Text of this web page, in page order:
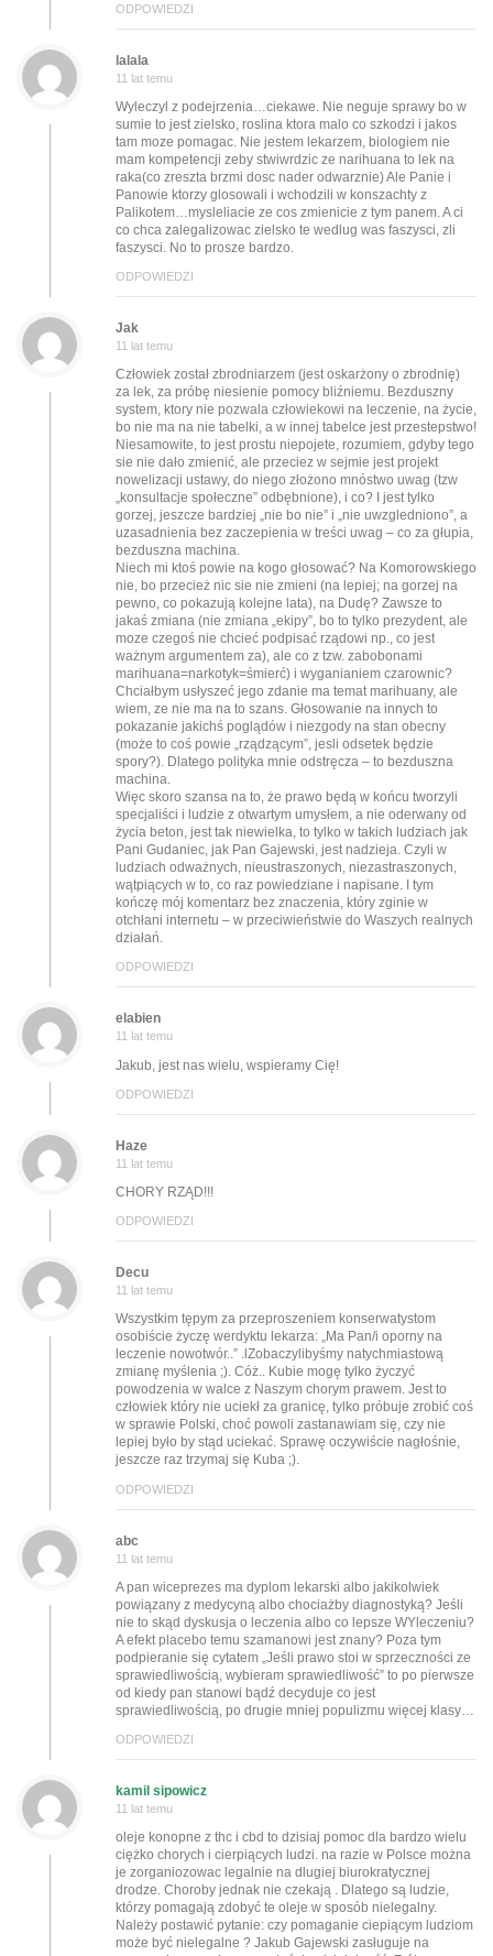
ODPOWIEDZI
lalala
11 lat temu
Wyleczyl z podejrzenia…ciekawe. Nie neguje sprawy bo w
sumie to jest zielsko, roslina ktora malo co szkodzi i jakos
tam moze pomagac. Nie jestem lekarzem, biologiem nie
mam kompetencji zeby stwiwrdzic ze narihuana to lek na
raka(co zreszta brzmi dosc nader odwarznie) Ale Panie i
Panowie ktorzy glosowali i wchodzili w konszachty z
Palikotem…mysleliacie ze cos zmienicie z tym panem. A ci
co chca zalegalizowac zielsko te wedlug was faszysci, zli
faszysci. No to prosze bardzo.
ODPOWIEDZI
Jak
11 lat temu
Człowiek został zbrodniarzem (jest oskarżony o zbrodnię)
za lek, za próbę niesienie pomocy bliźniemu. Bezduszny
system, ktory nie pozwala człowiekowi na leczenie, na życie,
bo nie ma na nie tabelki, a w innej tabelce jest przestepstwo!
Niesamowite, to jest prostu niepojete, rozumiem, gdyby tego
sie nie dało zmienić, ale przeciez w sejmie jest projekt
nowelizacji ustawy, do niego złożono mnóstwo uwag (tzw
„konsultacje społeczne” odbębnione), i co? I jest tylko
gorzej, jeszcze bardziej „nie bo nie” i „nie uwzgledniono”, a
uzasadnienia bez zaczepienia w treści uwag – co za głupia,
bezduszna machina.
Niech mi ktoś powie na kogo głosować? Na Komorowskiego
nie, bo przecież nic sie nie zmieni (na lepiej; na gorzej na
pewno, co pokazują kolejne lata), na Dudę? Zawsze to
jakaś zmiana (nie zmiana „ekipy”, bo to tylko prezydent, ale
moze czegoś nie chcieć podpisać rządowi np., co jest
ważnym argumentem za), ale co z tzw. zabobonami
marihuana=narkotyk=śmierć) i wyganianiem czarownic?
Chciałbym usłyszeć jego zdanie ma temat marihuany, ale
wiem, ze nie ma na to szans. Głosowanie na innych to
pokazanie jakichś poglądów i niezgody na stan obecny
(może to coś powie „rządzącym”, jesli odsetek będzie
spory?). Dlatego polityka mnie odstręcza – to bezduszna
machina.
Więc skoro szansa na to, że prawo będą w końcu tworzyli
specjaliści i ludzie z otwartym umysłem, a nie oderwany od
życia beton, jest tak niewielka, to tylko w takich ludziach jak
Pani Gudaniec, jak Pan Gajewski, jest nadzieja. Czyli w
ludziach odważnych, nieustraszonych, niezastraszonych,
wątpiących w to, co raz powiedziane i napisane. I tym
kończę mój komentarz bez znaczenia, który zginie w
otchłani internetu – w przeciwieństwie do Waszych realnych
działań.
ODPOWIEDZI
elabien
11 lat temu
Jakub, jest nas wielu, wspieramy Cię!
ODPOWIEDZI
Haze
11 lat temu
CHORY RZĄD!!!
ODPOWIEDZI
Decu
11 lat temu
Wszystkim tępym za przeproszeniem konserwatystom
osobiście życzę werdyktu lekarza: „Ma Pan/i oporny na
leczenie nowotwór..” .lZobaczylibyśmy natychmiastową
zmianę myślenia ;). Cóż.. Kubie mogę tylko życzyć
powodzenia w walce z Naszym chorym prawem. Jest to
człowiek który nie uciekł za granicę, tylko próbuje zrobić coś
w sprawie Polski, choć powoli zastanawiam się, czy nie
lepiej było by stąd uciekać. Sprawę oczywiście nagłośnie,
jeszcze raz trzymaj się Kuba ;).
ODPOWIEDZI
abc
11 lat temu
A pan wiceprezes ma dyplom lekarski albo jakikolwiek
powiązany z medycyną albo chociażby diagnostyką? Jeśli
nie to skąd dyskusja o leczenia albo co lepsze WYleczeniu?
A efekt placebo temu szamanowi jest znany? Poza tym
podpieranie się cytatem „Jeśli prawo stoi w sprzeczności ze
sprawiedliwością, wybieram sprawiedliwość” to po pierwsze
od kiedy pan stanowi bądź decyduje co jest
sprawiedliwością, po drugie mniej populizmu więcej klasy…
ODPOWIEDZI
kamil sipowicz
11 lat temu
oleje konopne z thc i cbd to dzisiaj pomoc dla bardzo wielu
ciężko chorych i cierpiących ludzi. na razie w Polsce można
je zorganiozowac legalnie na dlugiej biurokratycznej
drodze. Choroby jednak nie czekają . Dlatego są ludzie,
którzy pomagają zdobyć te oleje w sposób nielegalny.
Należy postawić pytanie: czy pomaganie ciepiącym ludziom
może być nielegalne ? Jakub Gajewski zasługuje na